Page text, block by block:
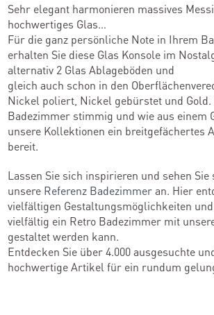
Sehr elegant harmonieren massives
hochwertiges Glas…
Für die ganz persönliche Note in Ihrem
erhalten Sie diese Glas Konsole im
alternativ 2 Glas Ablageböden und
gleich auch schon in den
Nickel poliert, Nickel gebürstet und
Badezimmer stimmig und wie aus einem
unsere Kollektionen ein breitgefächertes
bereit.
Lassen Sie sich inspirieren und sehen
unsere Referenz Badezimmeran. Hier
vielfältigen Gestaltungsmöglichkeiten
vielfältig ein Retro Badezimmer mit
gestaltet werden kann.
Entdecken Sie über 4.000 ausgesuchte
hochwertige Artikel für ein rundum